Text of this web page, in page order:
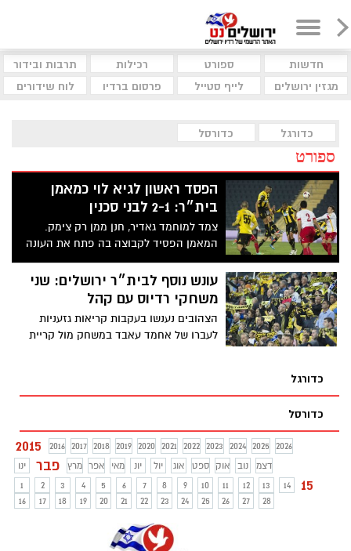
חדשות ספורט רכילות
תרבות ובידור
מגזין ירושלים
לייף סטייל פרסום ברדיו לוח שידורים
כדורגל כדורסל
ספורט
הפסד ראשון לגיא לוי כמאמן
בית״ר: 2-1 לבני סכנין
צמד למוחמד גאדיר, חנן ממן רק צימק.
המאמן הפסיד לקבוצה בה פתח את העונה
עונש נוסף לבית״ר ירושלים: שני
משחקי רדיוס עם קהל
הצהובים נענשו בעקבות קריאות גזעניות
לעברו של אחמד עאבד במשחק מול קריית
כדורגל
כדורסל
2015 2016 2017 2018 2019 2020 2021 2022 2023 2024 2025
2026
ינו
פבר מרץ אפר מאי יונ יול אוג ספט אוק נוב
דצמ
1
2 3 4 5 6 7 8 9 10 11 12 13 14 15
16 17 18 19 20 21 22 23 24 25 26 27 28